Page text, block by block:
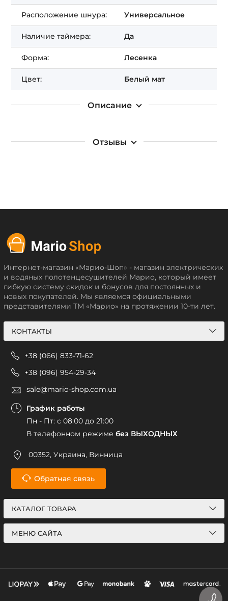
Описание
Расположение шнура: Универсальное
Наличие таймера: Да
Форма: Лесенка
Цвет: Белый мат
Отзывы
Интернет-магазин «Марио-Шоп» - магазин электрических
и водяных полотенцесушителей Марио, который имеет
гибкую систему скидок и бонусов для постоянных и
новых покупателей. Мы являемся официальными
представителями ТМ «Марио» на протяжении 10-ти лет.
КОНТАКТЫ
+38 (066) 833-71-62
+38 (096) 954-29-34
sale@mario-shop.com.ua
График работы
Пн - Пт: с 08:00 до 21:00
В телефонном режиме без ВЫХОДНЫХ
00352, Украина, Винница
Обратная связь
КАТАЛОГ ТОВАРА
МЕНЮ САЙТА